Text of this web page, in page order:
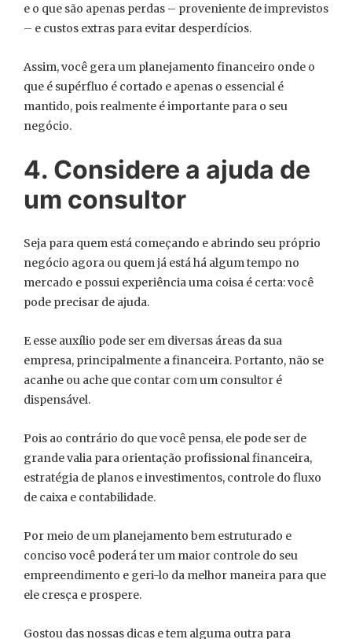
e o que são apenas perdas – proveniente de imprevistos
– e custos extras para evitar desperdícios.
Assim, você gera um planejamento financeiro onde o
que é supérfluo é cortado e apenas o essencial é
mantido, pois realmente é importante para o seu
negócio.
4. Considere a ajuda de
um consultor
Seja para quem está começando e abrindo seu próprio
negócio agora ou quem já está há algum tempo no
mercado e possui experiência uma coisa é certa: você
pode precisar de ajuda.
E esse auxílio pode ser em diversas áreas da sua
empresa, principalmente a financeira. Portanto, não se
acanhe ou ache que contar com um consultor é
dispensável.
Pois ao contrário do que você pensa, ele pode ser de
grande valia para orientação profissional financeira,
estratégia de planos e investimentos, controle do fluxo
de caixa e contabilidade.
Por meio de um planejamento bem estruturado e
conciso você poderá ter um maior controle do seu
empreendimento e geri-lo da melhor maneira para que
ele cresça e prospere.
Gostou das nossas dicas e tem alguma outra para